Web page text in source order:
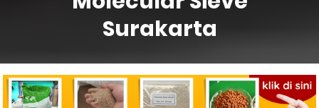
Surakarta